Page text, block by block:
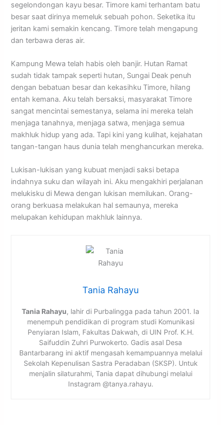
segelondongan kayu besar. Timore kami terhantam batu
besar saat dirinya memeluk sebuah pohon. Seketika itu
jeritan kami semakin kencang. Timore telah mengapung
dan terbawa deras air.
Kampung Mewa telah habis oleh banjir. Hutan Ramat
sudah tidak tampak seperti hutan, Sungai Deak penuh
dengan bebatuan besar dan kekasihku Timore, hilang
entah kemana. Aku telah bersaksi, masyarakat Timore
sangat mencintai semestanya, selama ini mereka telah
menjaga tanahnya, menjaga satwa, menjaga semua
makhluk hidup yang ada. Tapi kini yang kulihat, kejahatan
tangan-tangan haus dunia telah menghancurkan mereka.
Lukisan-lukisan yang kubuat menjadi saksi betapa
indahnya suku dan wilayah ini. Aku mengakhiri perjalanan
melukisku di Mewa dengan lukisan memilukan. Orang-
orang berkuasa melakukan hal semaunya, mereka
melupakan kehidupan makhluk lainnya.
Tania Rahayu
Tania Rahayu, lahir di Purbalingga pada tahun 2001. Ia
menempuh pendidikan di program studi Komunikasi
Penyiaran Islam, Fakultas Dakwah, di UIN Prof. K.H.
Saifuddin Zuhri Purwokerto. Gadis asal Desa
Bantarbarang ini aktif mengasah kemampuannya melalui
Sekolah Kepenulisan Sastra Peradaban (SKSP). Untuk
menjalin silaturahmi, Tania dapat dihubungi melalui
Instagram @tanya.rahayu.